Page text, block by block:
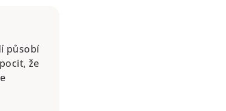
působí
že